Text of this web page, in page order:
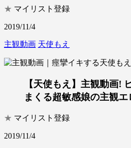
★ マイリスト登録
2019/11/4
主観動画 天使もえ
【天使もえ】主観動画!
まくる超敏感娘の主観エ
★ マイリスト登録
2019/11/4